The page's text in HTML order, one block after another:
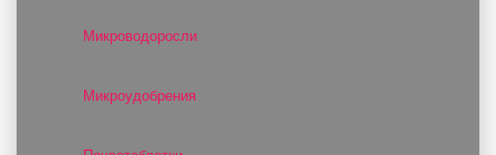
Микроводоросли
Микроудобрения